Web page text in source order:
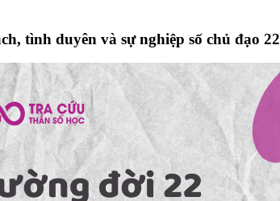
tình duyên và sự nghiệp số chủ đạo 22